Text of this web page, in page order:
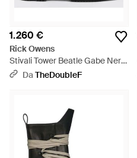
1.260 €
Rick Owens
Stivali Tower Beatle Gabe Neri -
NeroDaTheDoubleF